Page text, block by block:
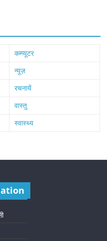
कम्प्यूटर
न्यूज़
रचनायें
वास्तु
स्वास्थ्य